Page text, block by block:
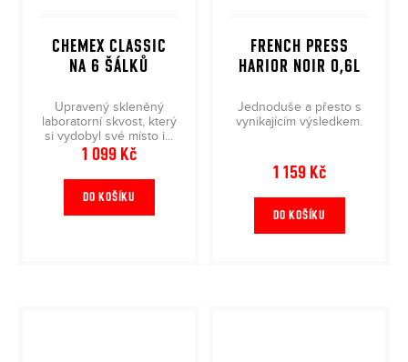
CHEMEX CLASSIC
NA 6 ŠÁLKŮ
Upravený skleněný
laboratorní skvost, který
si vydobyl své místo i...
1 099 Kč
DO KOŠÍKU
FRENCH PRESS
HARIOR NOIR 0,6L
Jednoduše a přesto s
vynikajícím výsledkem.
1 159 Kč
DO KOŠÍKU